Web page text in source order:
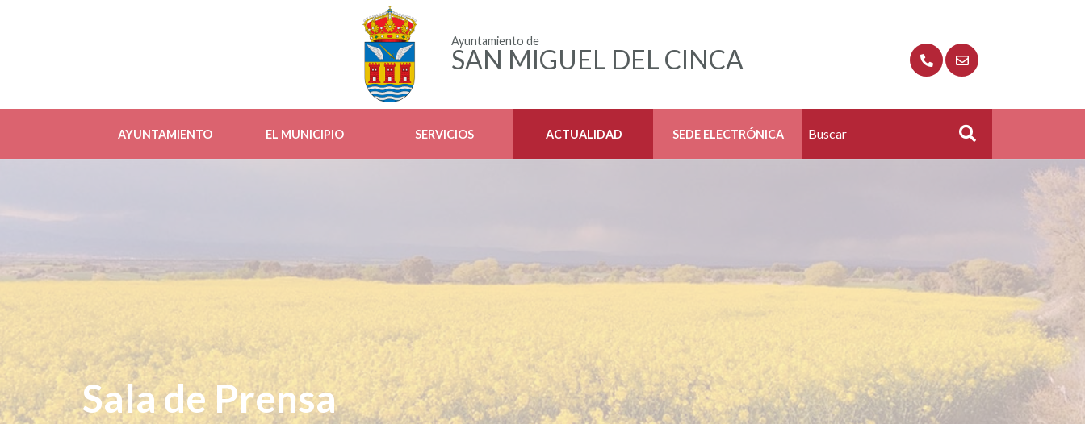
Ayuntamiento de
SAN MIGUEL DEL CINCA
AYUNTAMIENTO EL MUNICIPIO SERVICIOS ACTUALIDAD SEDE ELECTRÓNICA Buscar
Sala de Prensa